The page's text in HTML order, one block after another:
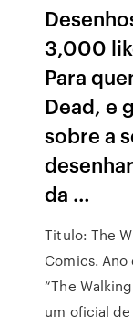
3,000
Para
Dead, e
sobre a
da …
Titulo: The
Comics.
“The
um oficial